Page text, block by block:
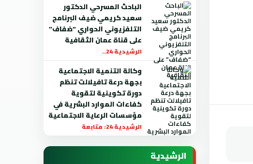
الباحث المسرحي الدكتور
سعيد كريمي ضيف البرنامج
التلفزيوني الحواري “ضفاف”
على قناة عمان الثقافية
الرشيدية 24..
وكالة التنمية الاجتماعية
بجهة درعة تافيلالت تنظم
دورة تكوينية لتقوية
كفاءات الموارد البشرية في
مؤسسات الرعاية الاجتماعية
الرشيدية 24: متابعة
الرشيدية